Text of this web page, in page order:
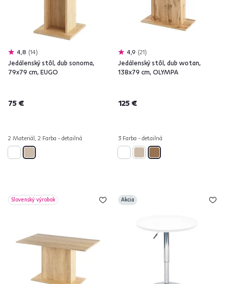
4,8 14
Jedálenský stôl, dub sonoma,
79x79 cm, EUGO
75 €
2 Materiál, 2 Farba - detailná
4,9 21
Jedálenský stôl, dub wotan,
138x79 cm, OLYMPA
125 €
3 Farba - detailná
Slovenský výrobok Akcia